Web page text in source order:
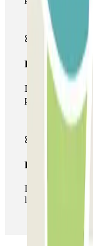
Pase
Durante tu
parkings de este
Pase ilimitado
Durante tu
las veces que